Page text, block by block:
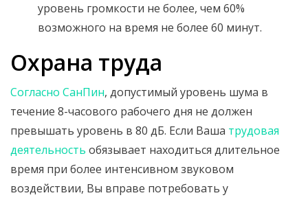
уровень громкости не более, чем 60%
возможного на время не более 60 минут.
Охрана труда
Согласно СанПин, допустимый уровень шума в
течение 8-часового рабочего дня не должен
превышать уровень в 80 дБ. Если Ваша трудовая
деятельность обязывает находиться длительное
время при более интенсивном звуковом
воздействии, Вы вправе потребовать у